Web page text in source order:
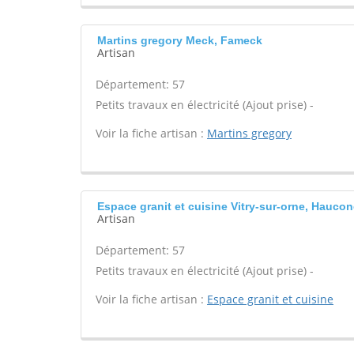
Martins gregory Meck, Fameck
Artisan
Département: 57
Petits travaux en électricité (Ajout prise) -
Voir la fiche artisan : Martins gregory
Espace granit et cuisine Vitry-sur-orne,
Artisan
Département: 57
Petits travaux en électricité (Ajout prise) -
Voir la fiche artisan : Espace granit et cuisine